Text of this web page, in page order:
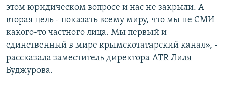
этом юридическом вопросе и нас не закрыли. А
вторая цель ‑ показать всему миру, что мы не СМИ
какого-то частного лица. Мы первый и
единственный в мире крымскотатарский канал», ‑
рассказала заместитель директора ATR Лиля
Буджурова.